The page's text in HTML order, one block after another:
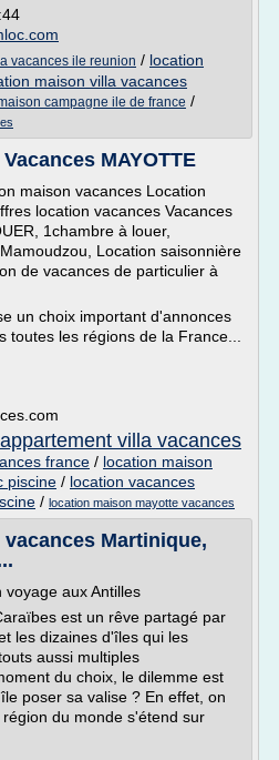
vacances ile reunion / location
maison villa vacances
campagne ile de france /
MAYOTTE
maison vacances Location
location vacances Vacances
1chambre à louer,
Location saisonnière
de vacances de particulier à
un choix important d'annonces
toutes les régions de la France...
villa vacances
france / location maison
piscine / location vacances
/ location maison mayotte vacances
Martinique,
aux Antilles
est un rêve partagé par
les dizaines d'îles qui les
aussi multiples
du choix, le dilemme est
poser sa valise ? En effet, on
du monde s'étend sur